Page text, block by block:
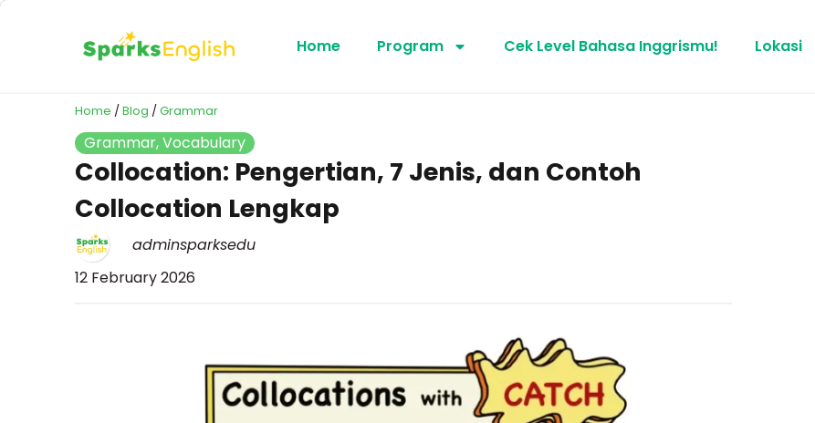
Home Program Cek Level Bahasa Inggrismu! Lokasi
Home /Blog /Grammar
Grammar,Vocabulary
Collocation: Pengertian, 7 Jenis, dan Contoh
Collocation Lengkap
adminsparksedu
12 February 2026